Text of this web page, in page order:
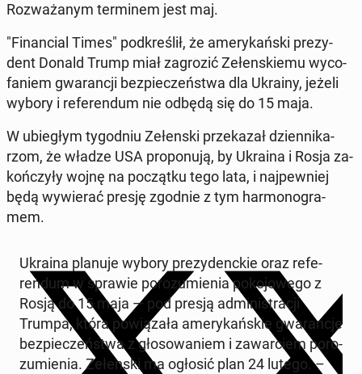
Roz­wa­ża­nym ter­mi­nem jest maj.
"Fi­nan­cial Times" pod­kre­ślił, że ame­ry­kań­ski pre­zy­
dent Donald Trump miał za­gro­zić Ze­łen­skie­mu wy­co­
fa­niem gwa­ran­cji bez­pie­czeń­stwa dla Ukrainy, jeżeli
wybory i re­fe­ren­dum nie odbędą się do 15 maja.
W ubie­głym ty­go­dniu Ze­łen­ski prze­ka­zał dzien­ni­ka­
rzom, że władze USA pro­po­nu­ją, by Ukraina i Rosja za­
koń­czy­ły wojnę na po­cząt­ku tego lata, i naj­pew­niej
będą wy­wie­rać presję zgodnie z tym har­mo­no­gra­
mem.
Ukraina planuje wybory pre­zy­denc­kie oraz re­fe­
ren­dum w sprawie po­ro­zu­mie­nia po­ko­jo­we­go z
Rosją do 15 maja — pod presją ad­mi­ni­stra­cji
Trumpa, która po­wią­za­ła ame­ry­kań­skie gwa­ran­cje
bez­pie­czeń­stwa z gło­so­wa­niem i za­war­ciem po­ro­
zu­mie­nia. Ze­łen­ski ma ogłosić plan 24 lutego. –